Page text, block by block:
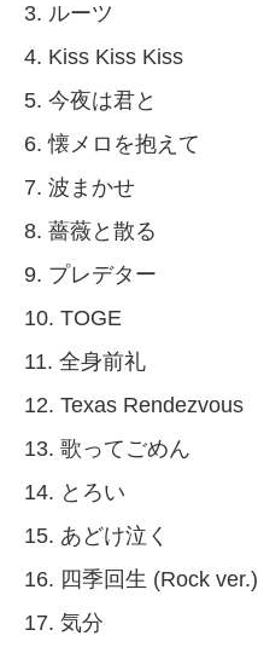
3. ルーツ
4. Kiss Kiss Kiss
5. 今夜は君と
6. 懐メロを抱えて
7. 波まかせ
8. 薔薇と散る
9. プレデター
10. TOGE
11. 全身前礼
12. Texas Rendezvous
13. 歌ってごめん
14. とろい
15. あどけ泣く
16. 四季回生 (Rock ver.)
17. 気分